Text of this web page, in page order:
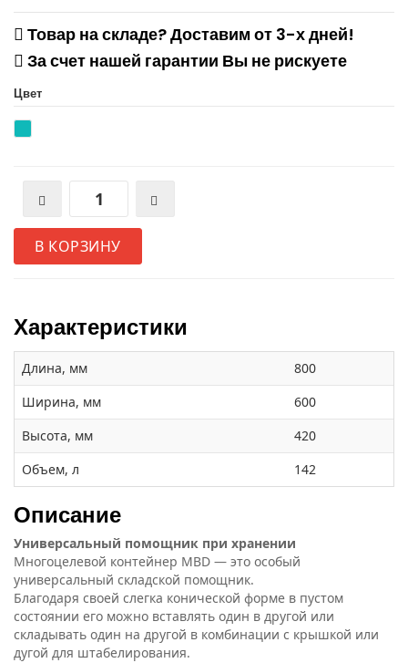
Товар на складе? Доставим от 3-х дней!
За счет нашей гарантии Вы не рискуете
Цвет
В КОРЗИНУ
Характеристики
Длина, мм
800
Ширина, мм
600
Высота, мм
420
Объем, л
142
Описание
Универсальный помощник при хранении
Многоцелевой контейнер MBD — это особый
универсальный складской помощник.
Благодаря своей слегка конической форме в пустом
состоянии его можно вставлять один в другой или
складывать один на другой в комбинации с крышкой или
дугой для штабелирования.